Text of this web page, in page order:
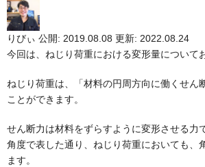
りびぃ 公開: 2019.08.08 更新: 2022.08.24
今回は、ねじり荷重における変形量について
ねじり荷重は、 「材料の円周方向に働くせん
ことができます。
せん断力は材料をずらすように変形させる力
角度で表した通り、ねじり荷重においても、
ます。